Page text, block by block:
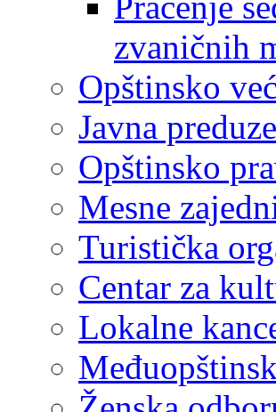
zvaničnih
Opštinsko
Javna
Opštinsko
Mesne
Turistička
Centar za
Lokalne